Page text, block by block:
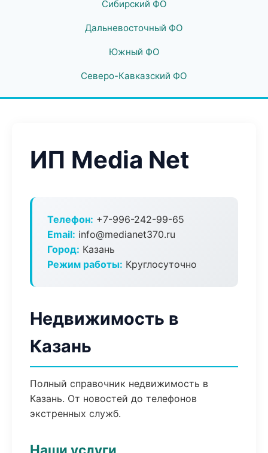
Сибирский ФО
Дальневосточный ФО
Южный ФО
Северо-Кавказский ФО
ИП Media Net
Телефон: +7-996-242-99-65
Email: info@medianet370.ru
Город: Казань
Режим работы: Круглосуточно
Недвижимость в
Казань
Полный справочник недвижимость в
Казань. От новостей до телефонов
экстренных служб.
Наши услуги